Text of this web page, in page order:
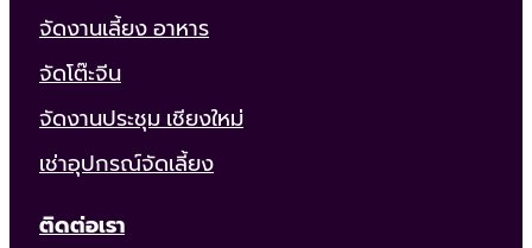
จัดงานเลี้ยง อาหาร
จัดโต๊ะจีน
จัดงานประชุม เชียงใหม่
เช่าอุปกรณ์จัดเลี้ยง
ติดต่อเรา